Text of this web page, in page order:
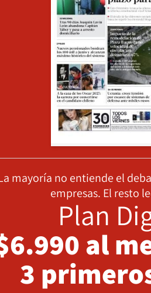
mayoría no entiende el
empresas. El resto
Plan
al
3